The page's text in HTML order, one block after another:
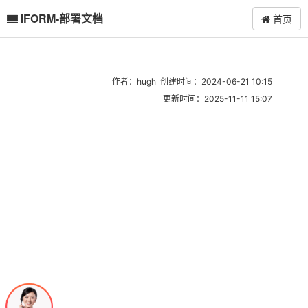
IFORM-部署文档 首页
作者：hugh 创建时间：2024-06-21 10:15
更新时间：2025-11-11 15:07